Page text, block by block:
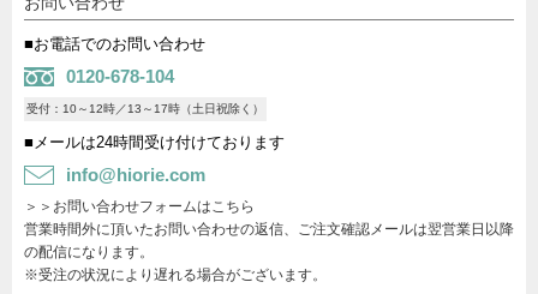
■お電話でのお問い合わせ
0120-678-104
受付：10～12時／13～17時（土日祝除く）
■メールは24時間受け付けております
info@hiorie.com
＞＞お問い合わせフォームはこちら
営業時間外に頂いたお問い合わせの返信、ご注文確認メールは翌営業日以降
の配信になります。
※受注の状況により遅れる場合がございます。